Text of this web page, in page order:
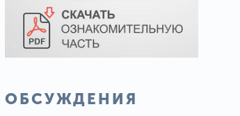
ОБСУЖДЕНИЯ